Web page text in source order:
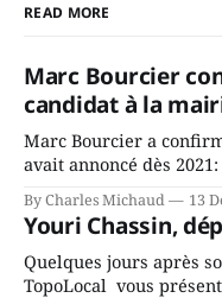
READ MORE
Marc Bourcier
candidat à la
Marc Bourcier a
avait annoncé dès
fait l’annonce en
rassemblés en soirée
By Charles Michaud 13
Youri Chassin,
Quelques jours après
TopoLocal vous